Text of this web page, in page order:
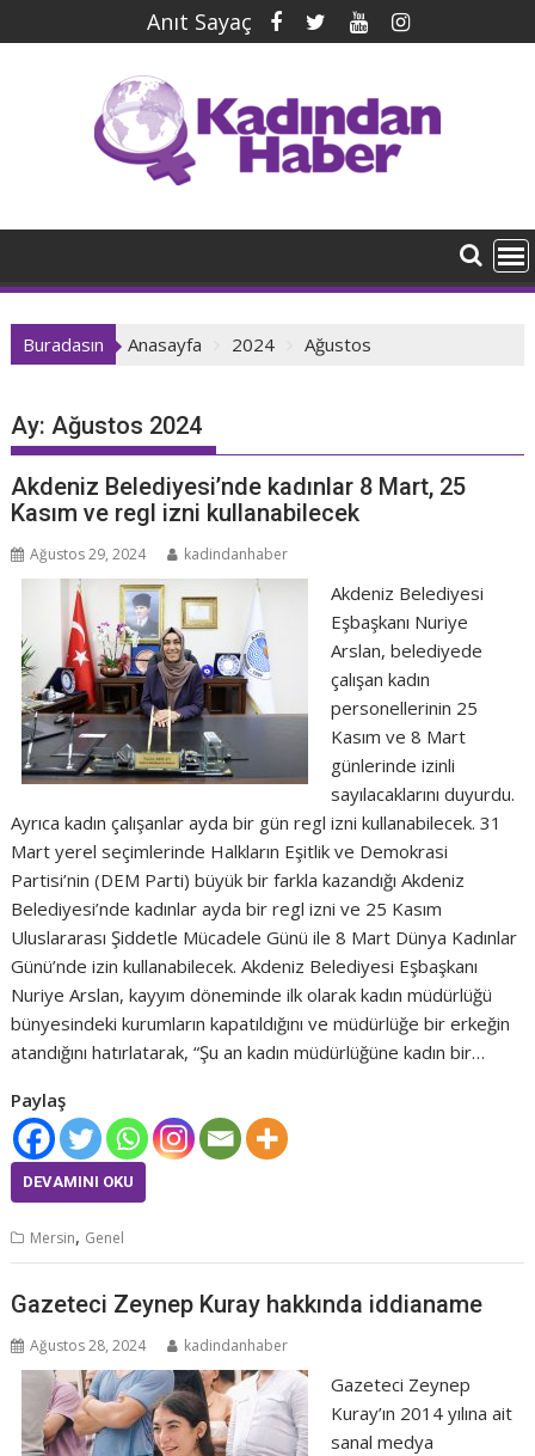
geç
Anıt Sayaç
Buradasın Anasayfa 2024 Ağustos
Ay:Ağustos 2024
Akdeniz Belediyesi’nde kadınlar 8 Mart, 25
Kasım ve regl izni kullanabilecek
Ağustos 29, 2024 kadindanhaber
Akdeniz Belediyesi
Eşbaşkanı Nuriye
Arslan, belediyede
çalışan kadın
personellerinin 25
Kasım ve 8 Mart
günlerinde izinli
sayılacaklarını duyurdu.
Ayrıca kadın çalışanlar ayda bir gün regl izni kullanabilecek. 31
Mart yerel seçimlerinde Halkların Eşitlik ve Demokrasi
Partisi’nin (DEM Parti) büyük bir farkla kazandığı Akdeniz
Belediyesi’nde kadınlar ayda bir regl izni ve 25 Kasım
Uluslararası Şiddetle Mücadele Günü ile 8 Mart Dünya Kadınlar
Günü’nde izin kullanabilecek. Akdeniz Belediyesi Eşbaşkanı
Nuriye Arslan, kayyım döneminde ilk olarak kadın müdürlüğü
bünyesindeki kurumların kapatıldığını ve müdürlüğe bir erkeğin
atandığını hatırlatarak, “Şu an kadın müdürlüğüne kadın bir…
Paylaş
DEVAMINI OKU
Mersin, Genel
Gazeteci Zeynep Kuray hakkında iddianame
Ağustos 28, 2024 kadindanhaber
Gazeteci Zeynep
Kuray’ın 2014 yılına ait
sanal medya